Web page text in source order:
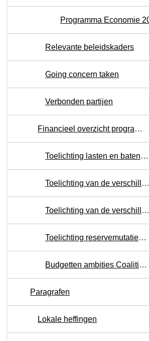
Relevante beleidskaders
Going concern taken
Verbonden partijen
Financieel overzicht programma 5
Toelichting lasten en baten per soort kosten
Toelichting van de verschillen in de lasten van begroting 2024 versus 2023
Toelichting van de verschillen in de baten van begroting 2024 versus 2023
Toelichting reservemutaties 2024
Budgetten ambities Coalitieakkoord 2022-2026
Paragrafen
Lokale heffingen